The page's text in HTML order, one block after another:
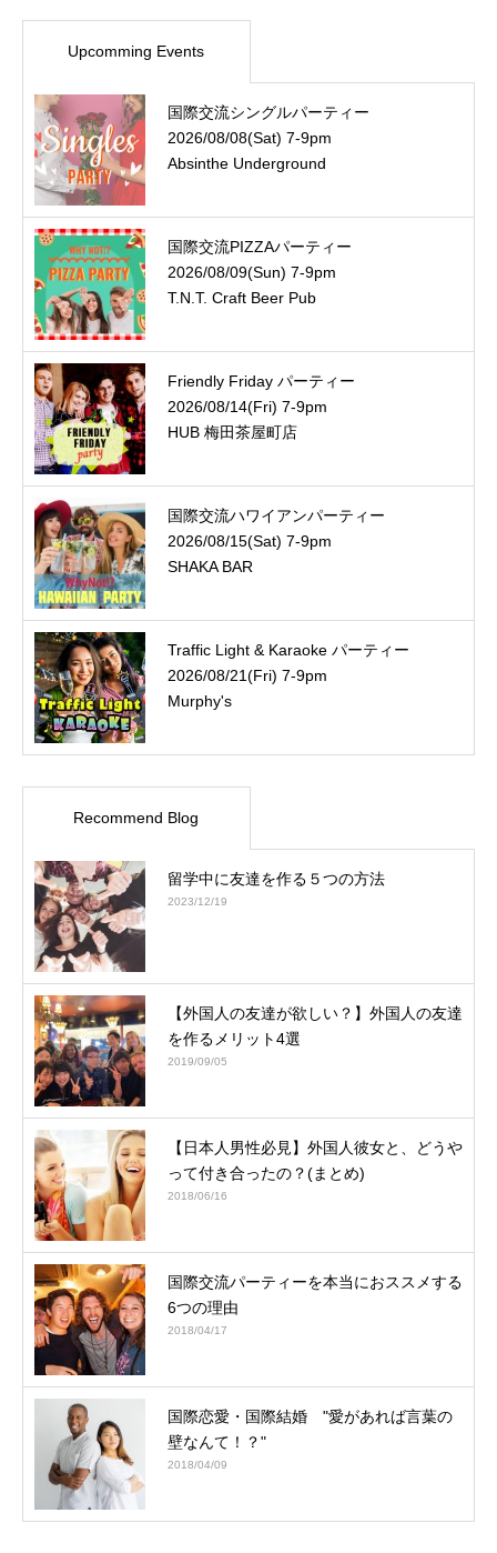
Upcomming Events
国際交流シングルパーティー
2026/08/08(Sat) 7-9pm
Absinthe Underground
国際交流PIZZAパーティー
2026/08/09(Sun) 7-9pm
T.N.T. Craft Beer Pub
Friendly Friday パーティー
2026/08/14(Fri) 7-9pm
HUB 梅田茶屋町店
国際交流ハワイアンパーティー
2026/08/15(Sat) 7-9pm
SHAKA BAR
Traffic Light & Karaoke パーティー
2026/08/21(Fri) 7-9pm
Murphy's
Recommend Blog
留学中に友達を作る５つの方法
2023/12/19
【外国人の友達が欲しい？】外国人の友達
を作るメリット4選
2019/09/05
【日本人男性必見】外国人彼女と、どうや
って付き合ったの？(まとめ)
2018/06/16
国際交流パーティーを本当におススメする
6つの理由
2018/04/17
国際恋愛・国際結婚 "愛があれば言葉の
壁なんて！？"
2018/04/09